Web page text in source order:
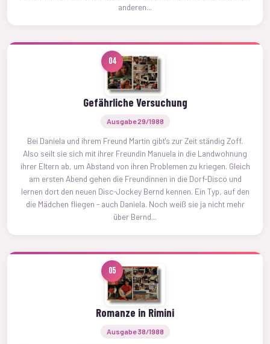
anderen...
04
Gefährliche Versuchung
Ausgabe 29/1988
Bei Daniela und ihrem Freund Martin gibt's zur Zeit ständig Zoff.
Also seilt sie sich mit ihrer Freundin Manuela in die Landwohnung
ihrer Eltern ab, um Abstand von ihren Problemen zu kriegen. Gleich
am ersten Abend gehen die Freundinnen in die Dorf-Disco und
lernen dort den neuen Disc-Jockey Bernd kennen. Ein Typ, auf den
die Mädchen fliegen - auch Daniela. Noch weiß sie ja nicht mehr
über Bernd...
05
Romanze in Rimini
Ausgabe 38/1988